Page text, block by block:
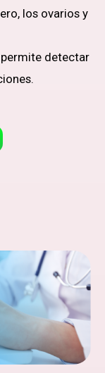
los ovarios y
detectar